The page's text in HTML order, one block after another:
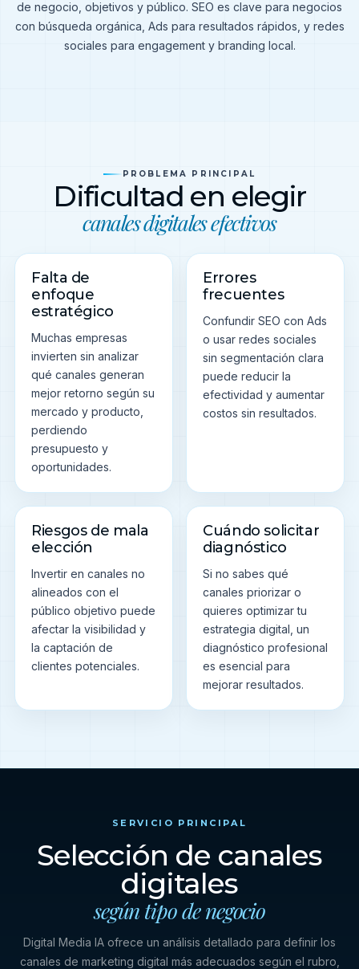
de negocio, objetivos y público. SEO es clave para negocios
con búsqueda orgánica, Ads para resultados rápidos, y redes
sociales para engagement y branding local.
PROBLEMA PRINCIPAL
Dificultad en elegir
canales digitales efectivos
Falta de
enfoque
estratégico
Muchas empresas
invierten sin analizar
qué canales generan
mejor retorno según su
mercado y producto,
perdiendo
presupuesto y
oportunidades.
Errores
frecuentes
Confundir SEO con Ads
o usar redes sociales
sin segmentación clara
puede reducir la
efectividad y aumentar
costos sin resultados.
Riesgos de mala
elección
Invertir en canales no
alineados con el
público objetivo puede
afectar la visibilidad y
la captación de
clientes potenciales.
Cuándo solicitar
diagnóstico
Si no sabes qué
canales priorizar o
quieres optimizar tu
estrategia digital, un
diagnóstico profesional
es esencial para
mejorar resultados.
SERVICIO PRINCIPAL
Selección de canales
digitales
según tipo de negocio
Digital Media IA ofrece un análisis detallado para definir los
canales de marketing digital más adecuados según el rubro,